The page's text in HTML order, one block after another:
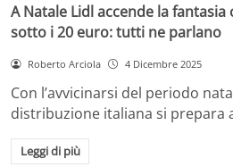
A Natale Lidl accende la
sotto i 20 euro: tutti ne parlano
Roberto Arciola 4 Dicembre 2025
Con l’avvicinarsi del periodo
distribuzione italiana si
Leggi di più